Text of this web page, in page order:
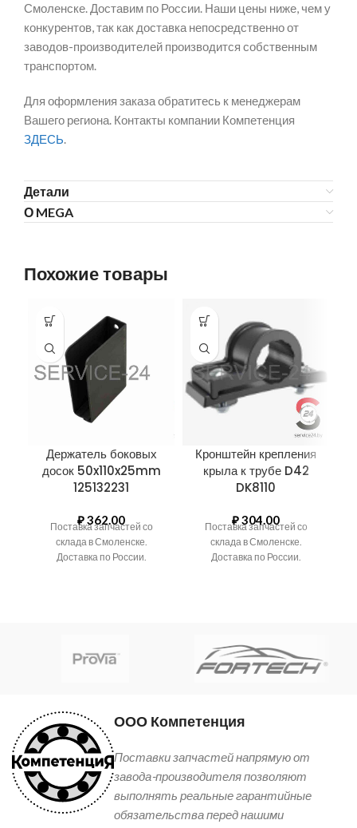
Смоленске. Доставим по России. Наши цены ниже, чем у
конкурентов, так как доставка непосредственно от
заводов-производителей производится собственным
транспортом.
Для оформления заказа обратитесь к менеджерам
Вашего региона. Контакты компании Компетенция
ЗДЕСЬ.
Детали
О MEGA
Похожие товары
Держатель боковых
досок 50x110x25mm
125132231
₽362.00
Поставка запчастей со
склада в Смоленске.
Доставка по России.
Кронштейн крепления
крыла к трубе D42
DK8110
₽304.00
Поставка запчастей со
склада в Смоленске.
Доставка по России.
ООО Компетенция
Поставки запчастей напрямую от
завода-производителя позволяют
выполнять реальные гарантийные
обязательства перед нашими